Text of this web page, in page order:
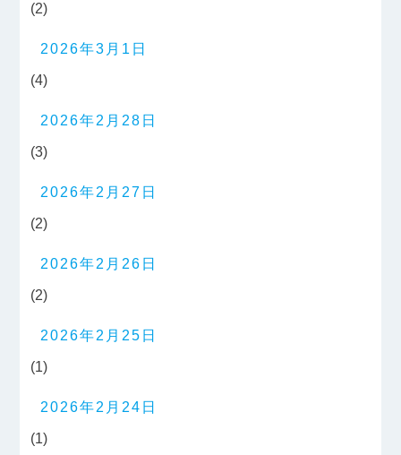
(2)
2026年3月1日
(4)
2026年2月28日
(3)
2026年2月27日
(2)
2026年2月26日
(2)
2026年2月25日
(1)
2026年2月24日
(1)